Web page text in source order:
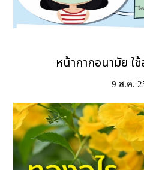
หน้ากากอนามัย ใ
9 ส.ค.